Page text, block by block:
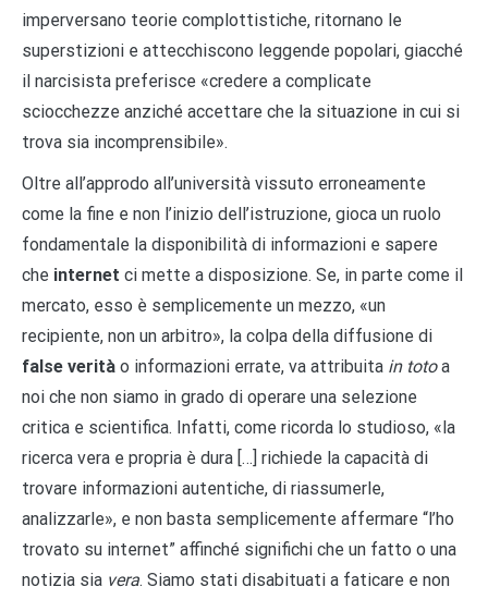
imperversano teorie complottistiche, ritornano le
superstizioni e attecchiscono leggende popolari, giacché
il narcisista preferisce «credere a complicate
sciocchezze anziché accettare che la situazione in cui si
trova sia incomprensibile».
Oltre all’approdo all’università vissuto erroneamente
come la fine e non l’inizio dell’istruzione, gioca un ruolo
fondamentale la disponibilità di informazioni e sapere
che internet ci mette a disposizione. Se, in parte come il
mercato, esso è semplicemente un mezzo, «un
recipiente, non un arbitro», la colpa della diffusione di
false verità o informazioni errate, va attribuita in totoa
noi che non siamo in grado di operare una selezione
critica e scientifica. Infatti, come ricorda lo studioso, «la
ricerca vera e propria è dura […] richiede la capacità di
trovare informazioni autentiche, di riassumerle,
analizzarle», e non basta semplicemente affermare “l’ho
trovato su internet” affinché significhi che un fatto o una
notizia sia vera. Siamo stati disabituati a faticare e non